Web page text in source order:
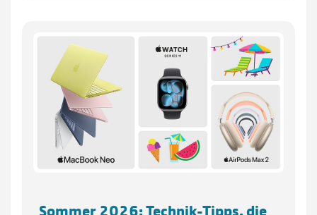
Sommer 2026: Technik-Tipps, die